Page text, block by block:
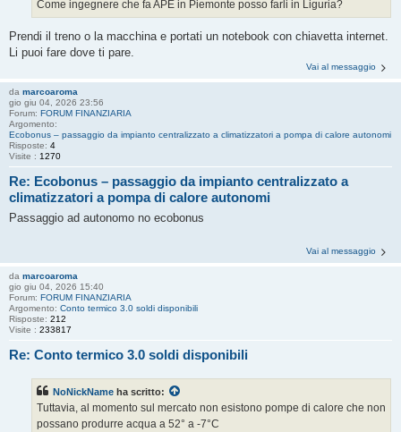
Come ingegnere che fa APE in Piemonte posso farli in Liguria?
Prendi il treno o la macchina e portati un notebook con chiavetta internet.
Li puoi fare dove ti pare.
Vai al messaggio
da marcoaroma
gio giu 04, 2026 23:56
Forum: FORUM FINANZIARIA
Argomento:
Ecobonus – passaggio da impianto centralizzato a climatizzatori a pompa di calore autonomi
Risposte: 4
Visite : 1270
Re: Ecobonus – passaggio da impianto centralizzato a
climatizzatori a pompa di calore autonomi
Passaggio ad autonomo no ecobonus
Vai al messaggio
da marcoaroma
gio giu 04, 2026 15:40
Forum: FORUM FINANZIARIA
Argomento: Conto termico 3.0 soldi disponibili
Risposte: 212
Visite : 233817
Re: Conto termico 3.0 soldi disponibili
NoNickName ha scritto:
Tuttavia, al momento sul mercato non esistono pompe di calore che non
possano produrre acqua a 52° a -7°C